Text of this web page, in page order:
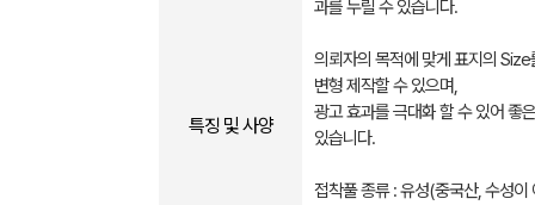
특징 및 사양
과를 누릴 수 있습니다.
의뢰자의 목적에 맞게 표지의 Size
변형 제작할 수 있으며,
광고 효과를 극대화 할 수 있어 좋
있습니다.
접착풀 종류 : 유성(중국산, 수성이